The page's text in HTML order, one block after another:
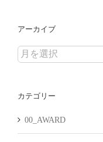
アーカイブ
ア
イ
カテゴリー
00_AWARD